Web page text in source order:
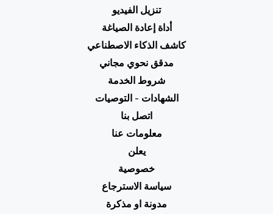
تنزيل الفيديو
أداة إعادة الصياغة
كاشف الذكاء الاصطناعي
مدقق نحوي مجاني
شروط الخدمة
الشهادات - التوصيات
اتصل بنا
معلومات عنا
يعلن
خصوصية
سياسة الاسترجاع
مدونة او مذكرة